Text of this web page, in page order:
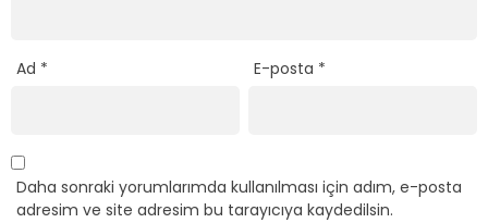
Ad * E-posta *
Daha sonraki yorumlarımda kullanılması için adım, e-posta
adresim ve site adresim bu tarayıcıya kaydedilsin.